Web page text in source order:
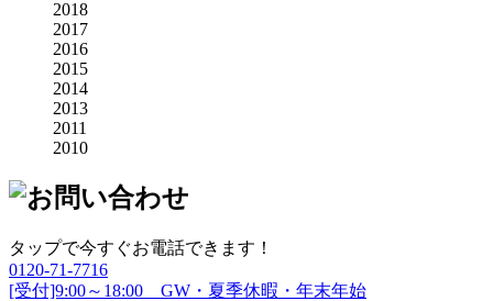
2018
2017
2016
2015
2014
2013
2011
2010
タップで今すぐお電話できます！
0120-71-7716
[受付]9:00～18:00 GW・夏季休暇・年末年始